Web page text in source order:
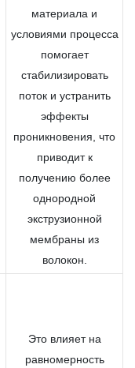
материала и
условиями процесса
помогает
стабилизировать
поток и устранить
эффекты
проникновения, что
приводит к
получению более
однородной
экструзионной
мембраны из
волокон.
Это влияет на
равномерность